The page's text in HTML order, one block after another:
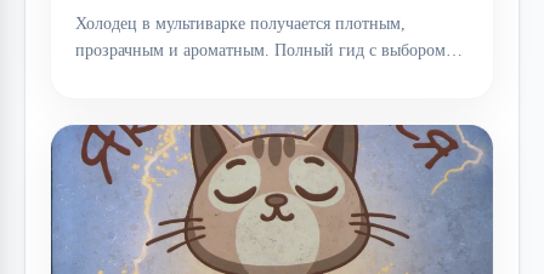
Холодец в мультиварке получается плотным,
прозрачным и ароматным. Полный гид с выбором…